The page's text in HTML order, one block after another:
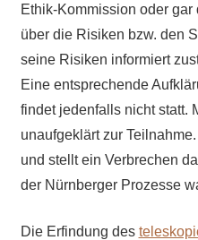
Ethik-Kommission oder
über die Risiken bzw. den
seine Risiken informiert
Eine entsprechende
findet jedenfalls nicht statt.
unaufgeklärt zur
und stellt ein Verbrechen
der Nürnberger Prozesse
Die Erfindung des